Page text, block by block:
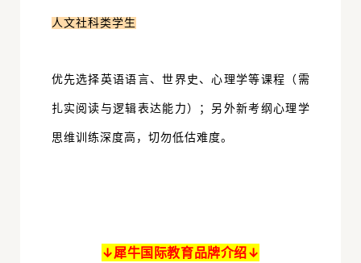
人文社科类学生
优先选择英语语言、世界史、心理学等课程（需
扎实阅读与逻辑表达能力）；另外新考纲心理学
思维训练深度高，切勿低估难度。
↓犀牛国际教育品牌介绍↓